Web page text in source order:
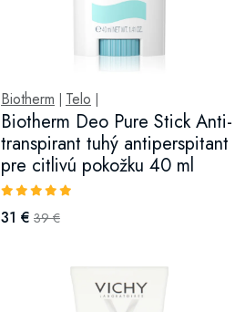
Biotherm Telo
Biotherm Deo Pure Stick Anti-
transpirant tuhý antiperspitant
pre citlivú pokožku 40 ml
31 € 39 €